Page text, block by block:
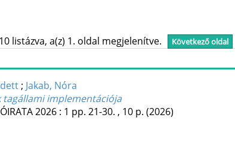
listázva, a(z) 1. oldal megjelenítve. Következő oldal
; Jakab, Nóra
tagállami implementációja
2026: 1 pp. 21-30. , 10 p. (2026)